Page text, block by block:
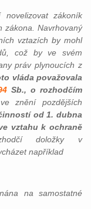
zákoník
zákona. Navrhovaný
vztazích by mohl
což by ve svém
práv plynoucích z
vláda považovala
Sb., o rozhodčím
znění pozdějších
od 1. dubna
vztahu k ochraně
doložky v
například
na samostatné